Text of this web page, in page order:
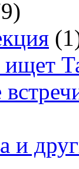
и